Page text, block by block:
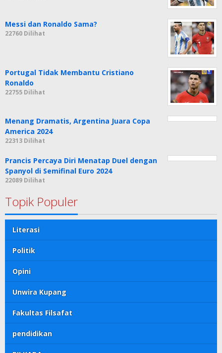
Messi dan Ronaldo Sama?
22760 Dilihat
Portugal Tidak Membantu Cristiano
Ronaldo
22755 Dilihat
Menang Dramatis, Argentina Juara Copa
America 2024
22313 Dilihat
Prancis Percaya Diri Menatap Duel dengan
Spanyol di Semifinal Euro 2024
22089 Dilihat
Topik Populer
Literasi
Politik
Opini
Unwira Kupang
Fakultas Filsafat
pendidikan